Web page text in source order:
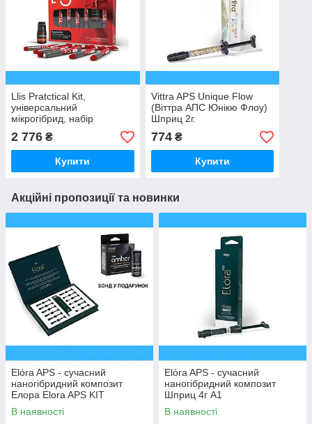
Llis Pratctical Kit,
універсальний
мікрогібрид, набір
(EA2,EA3,EA3.5,EB2,DA3*4г,
адгезив Ambar 6 мл)
2 776 ₴
Купити
Vittra APS Unique Flow
(Віттра АПС Юнікю Флоу)
Шприц 2г.
774₴
Купити
Акційні пропозиції та новинки
Elóra APS - сучасний
наногібридний композит
Елора Elora APS KIT
ELEGANCE 11 шприців +
бонд
В наявності
Elóra APS - сучасний
наногібридний композит
Шприц 4г A1
В наявності